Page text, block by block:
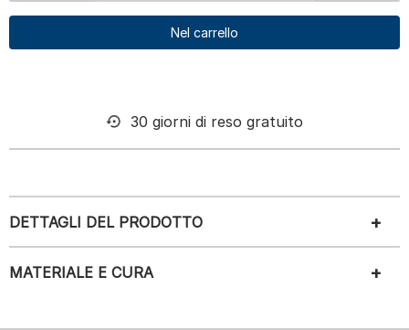
Nel carrello
30 giorni di reso gratuito
DETTAGLI DEL PRODOTTO
MATERIALE E CURA